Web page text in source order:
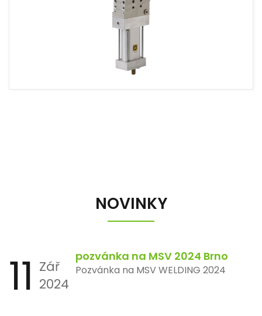
NOVINKY
11 Zář
2024
pozvánka na MSV 2024 Brno
Pozvánka na MSV WELDING 2024